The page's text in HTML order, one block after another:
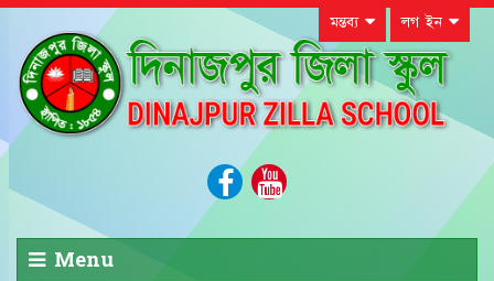
মন্তব্য লগ ইন
Menu